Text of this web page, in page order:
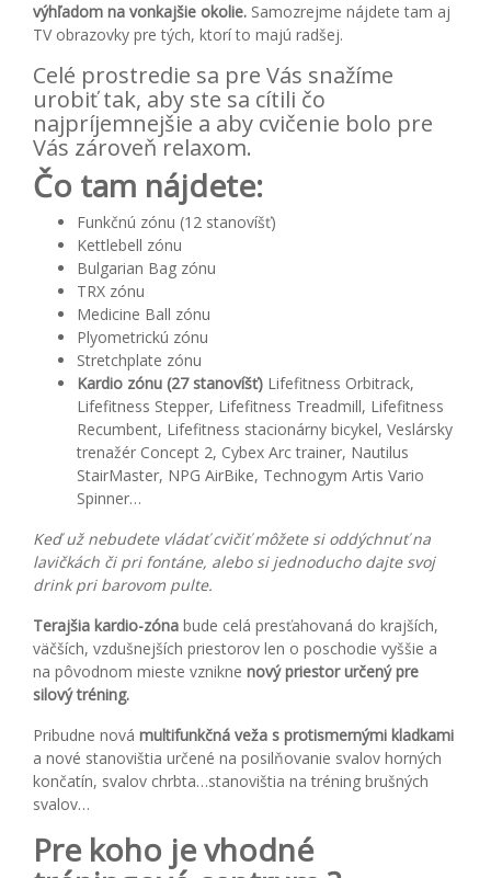
výhľadom na vonkajšie okolie. Samozrejme nájdete tam aj
TV obrazovky pre tých, ktorí to majú radšej.
Celé prostredie sa pre Vás snažíme
urobiť tak, aby ste sa cítili čo
najpríjemnejšie a aby cvičenie bolo pre
Vás zároveň relaxom.
Čo tam nájdete:
Funkčnú zónu (12 stanovíšť)
Kettlebell zónu
Bulgarian Bag zónu
TRX zónu
Medicine Ball zónu
Plyometrickú zónu
Stretchplate zónu
Kardio zónu (27 stanovíšť) Lifefitness Orbitrack,
Lifefitness Stepper, Lifefitness Treadmill, Lifefitness
Recumbent, Lifefitness stacionárny bicykel, Veslársky
trenažér Concept 2, Cybex Arc trainer, Nautilus
StairMaster, NPG AirBike, Technogym Artis Vario
Spinner…
Keď už nebudete vládať cvičiť môžete si oddýchnuť na
lavičkách či pri fontáne, alebo si jednoducho dajte svoj
drink pri barovom pulte.
Terajšia kardio-zóna bude celá presťahovaná do krajších,
väčších, vzdušnejších priestorov len o poschodie vyššie a
na pôvodnom mieste vznikne nový priestor určený pre
silový tréning.
Pribudne nová multifunkčná veža s protismernými kladkami
a nové stanovištia určené na posilňovanie svalov horných
končatín, svalov chrbta…stanovištia na tréning brušných
svalov…
Pre koho je vhodné